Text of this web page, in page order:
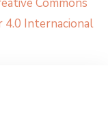
Commons
4.0 Internacional